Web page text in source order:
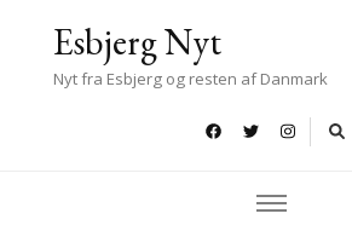
Esbjerg Nyt
Nyt fra Esbjerg og resten af Danmark